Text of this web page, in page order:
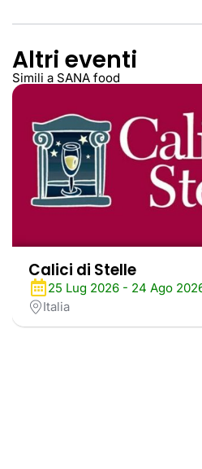
Altri eventi
Simili a SANA food
Calici di Stelle
25 Lug 2026 - 24 Ago
Italia